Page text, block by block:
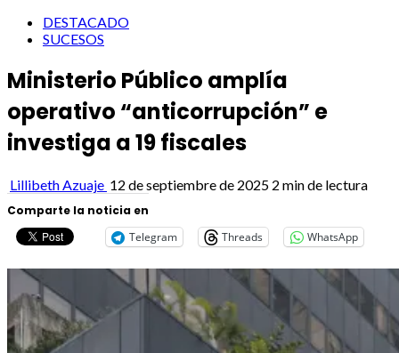
DESTACADO
SUCESOS
Ministerio Público amplía
operativo “anticorrupción” e
investiga a 19 fiscales
Lillibeth Azuaje 12 de septiembre de 2025 2 min de lectura
Comparte la noticia en
Telegram
Threads WhatsApp